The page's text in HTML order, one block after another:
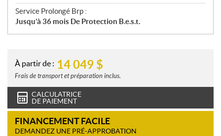
Service Prolongé Brp :
Jusqu’à 36 mois De Protection B.e.s.t.
À partir de : 14 049 $
Frais de transport et préparation inclus.
CALCULATRICE
DE PAIEMENT
FINANCEMENT FACILE
DEMANDEZ UNE PRÉ-APPROBATION